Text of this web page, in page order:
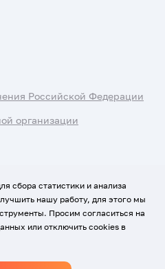
Российской Федерации
организации
данных
сбора статистики и анализа
нашу работу, для этого мы
Просим согласиться на
или отключить cookies в